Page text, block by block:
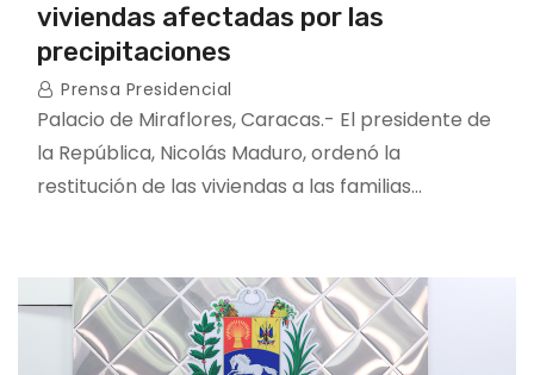
viviendas afectadas por las
precipitaciones
Prensa Presidencial
Palacio de Miraflores, Caracas.- El presidente de
la República, Nicolás Maduro, ordenó la
restitución de las viviendas a las familias…